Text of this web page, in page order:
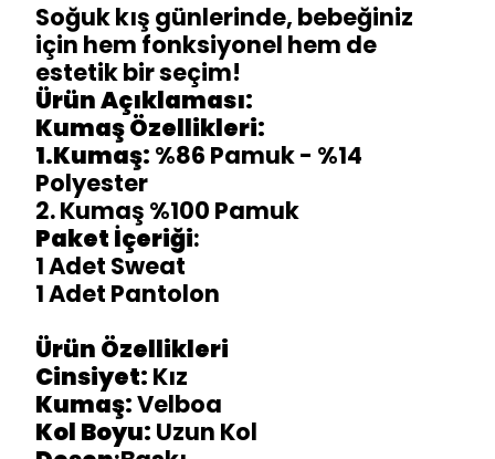
Soğuk kış günlerinde, bebeğiniz
için hem fonksiyonel hem de
estetik bir seçim!
Ürün Açıklaması:
Kumaş Özellikleri:
1.Kumaş: %86 Pamuk - %14
Polyester
2. Kumaş %100 Pamuk
Paket İçeriği:
1 Adet Sweat
1 Adet Pantolon
Ürün Özellikleri
Cinsiyet: Kız
Kumaş:Velboa
Kol Boyu: Uzun Kol